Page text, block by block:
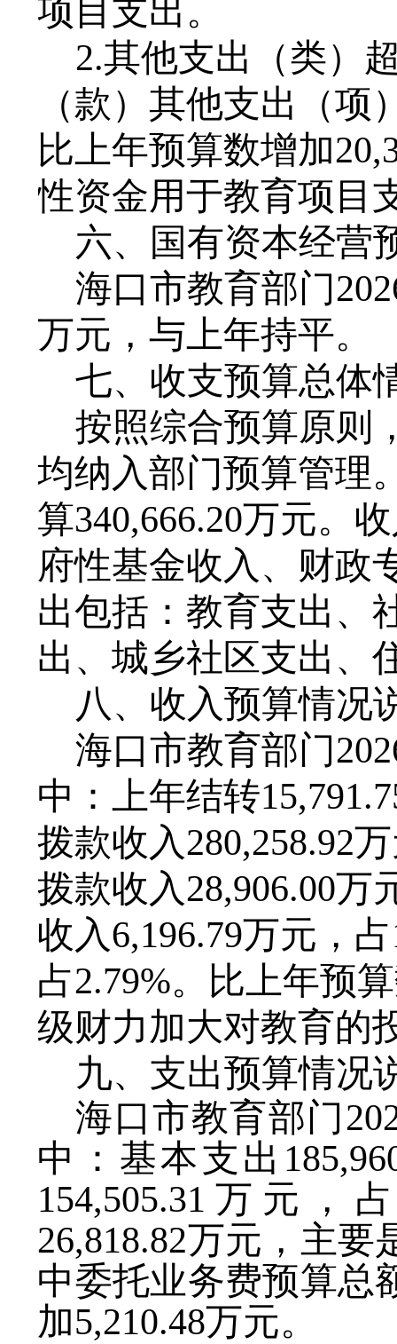
项目支出。
2.其他支出（类）
（款）其他支出（项
比上年预算数增加20,
性资金用于教育项目
六、
国有资本经营
海口市教育部门
万元，与上年持平。
七、 收支预算总体
按照综合预算原则
均纳入部门预算管理
算340,666.20万元。
府性基金收入、 财政
出包括：教育支出、
出、城乡社区支出、
八 、收入预算情况
海口市教育部门
中：上年结转
拨款收入280,258.92
拨款收入28,906.00万
收入6,196.79万元，占
占2.79%。
比上年预
级财力加大对教育的
九、支出预算情况
海口市教育部门
中：基本支出
154,505.31 万元，
26,818.82万元，主要
中委托业务费预算总
加5,210.48万元。